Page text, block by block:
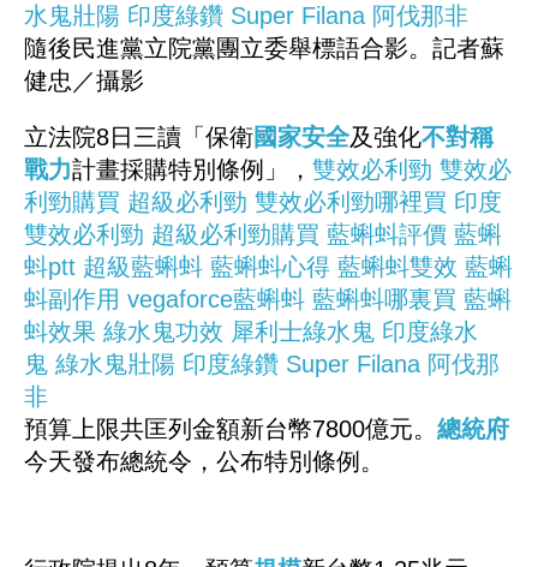
水鬼壯陽 印度綠鑽 Super Filana 阿伐那非
隨後民進黨立院黨團立委舉標語合影。記者蘇
健忠／攝影
立法院8日三讀「保衛國家安全及強化不對稱
戰力計畫採購特別條例」， 雙效必利勁 雙效必
利勁購買 超級必利勁 雙效必利勁哪裡買 印度
雙效必利勁 超級必利勁購買 藍蝌蚪評價 藍蝌
蚪ptt 超級藍蝌蚪 藍蝌蚪心得 藍蝌蚪雙效 藍蝌
蚪副作用 vegaforce藍蝌蚪 藍蝌蚪哪裏買 藍蝌
蚪效果 綠水鬼功效 犀利士綠水鬼 印度綠水
鬼 綠水鬼壯陽 印度綠鑽 Super Filana 阿伐那
非
預算上限共匡列金額新台幣7800億元。 總統府
今天發布總統令，公布特別條例。